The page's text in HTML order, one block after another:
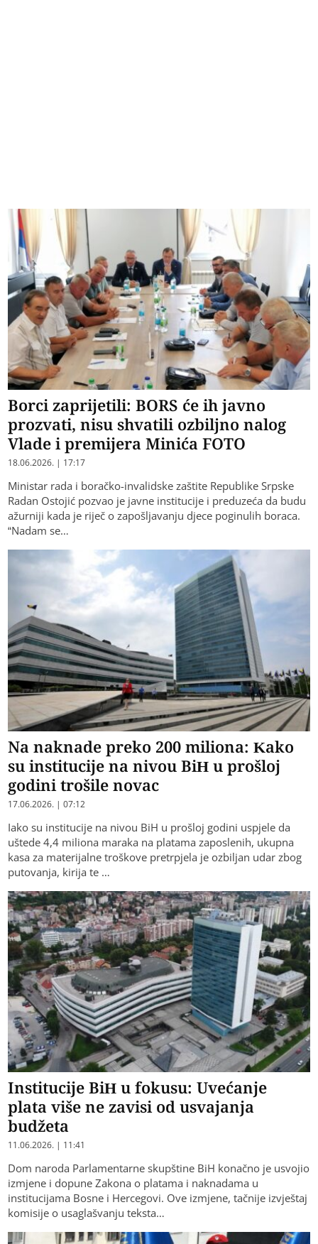
Borci zaprijetili: BORS će ih javno
prozvati, nisu shvatili ozbiljno nalog
Vlade i premijera Minića FOTO
18.06.2026. | 17:17
Ministar rada i boračko-invalidske zaštite Republike Srpske
Radan Ostojić pozvao je javne institucije i preduzeća da budu
ažurniji kada je riječ o zapošljavanju djece poginulih boraca.
“Nadam se…
Na naknade preko 200 miliona: Kako
su institucije na nivou BiH u prošloj
godini trošile novac
17.06.2026. | 07:12
Iako su institucije na nivou BiH u prošloj godini uspjele da
uštede 4,4 miliona maraka na platama zaposlenih, ukupna
kasa za materijalne troškove pretrpjela je ozbiljan udar zbog
putovanja, kirija te …
Institucije BiH u fokusu: Uvećanje
plata više ne zavisi od usvajanja
budžeta
11.06.2026. | 11:41
Dom naroda Parlamentarne skupštine BiH konačno je usvojio
izmjene i dopune Zakona o platama i naknadama u
institucijama Bosne i Hercegovi. Ove izmjene, tačnije izvještaj
komisije o usaglašvanju teksta…